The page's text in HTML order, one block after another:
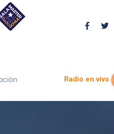
Radio en vivo